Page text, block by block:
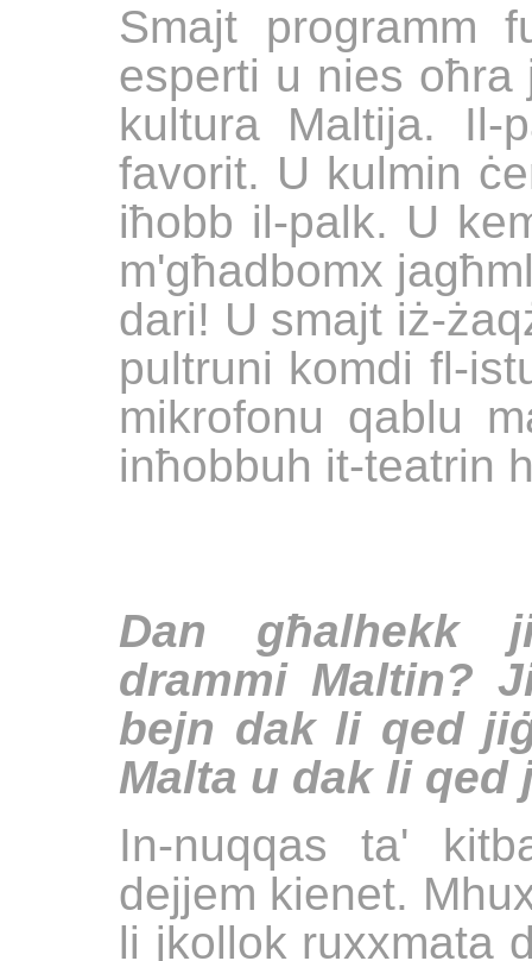
Smajt programm
esperti u nies
kultura Maltija. Il-
favorit. U kulmin
iħobb il-palk. U
m'għadbomx
dari! U smajt iż-
pultruni komdi fl-
mikrofonu qablu
inħobbuh it-teatrin
Dan għalhekk
drammi Maltin?
bejn dak li qed
Malta u dak li qed
In-nuqqas ta'
dejjem kienet.
li jkollok ruxxmata